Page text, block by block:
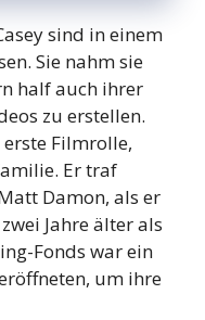
sind in einem
Sie nahm sie
half auch ihrer
zu erstellen.
erste Filmrolle,
Er traf
Damon, als er
Jahre älter als
Fonds war ein
um ihre